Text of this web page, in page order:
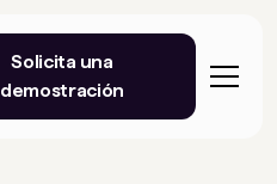
Solicita una
demostración